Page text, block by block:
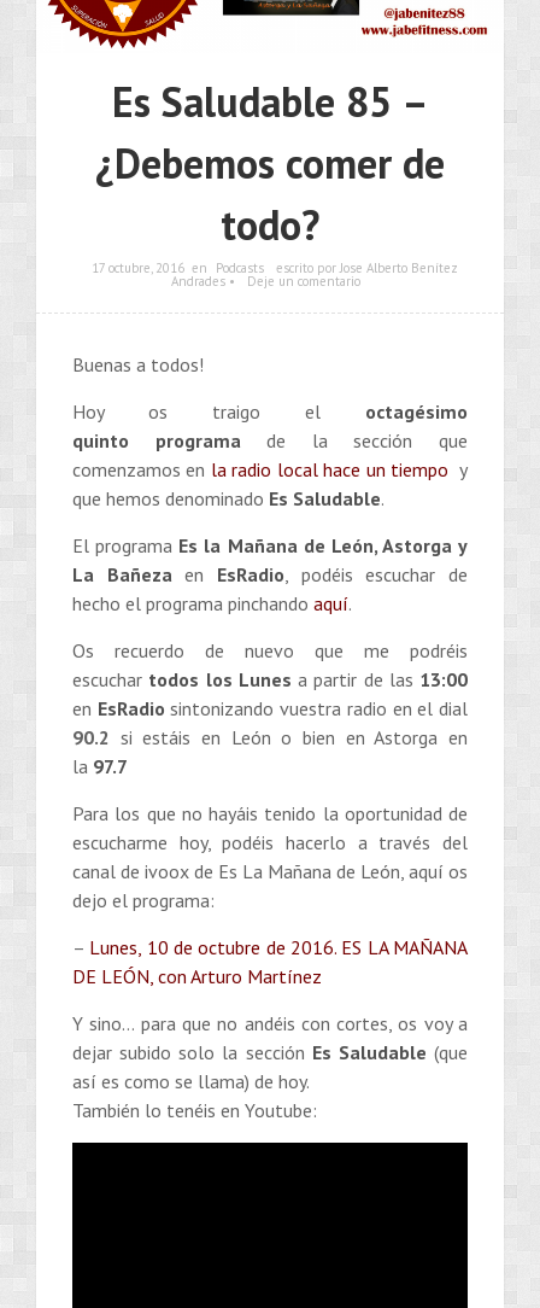
Es Saludable 85 –
¿Debemos comer de
todo?
17 octubre, 2016 en Podcasts escrito por Jose Alberto Benítez
Andrades • Deje un comentario
Buenas a todos!
Hoy os traigo el octagésimo
quinto programade la sección que
comenzamos en la radio local hace un tiempo y
que hemos denominado Es Saludable.
El programa Es la Mañana de León, Astorga y
La Bañeza en EsRadio , podéis escuchar de
hecho el programa pinchando aquí.
Os recuerdo de nuevo que me podréis
escuchar todos los Lunes a partir de las 13:00
en EsRadio sintonizando vuestra radio en el dial
90.2 si estáis en León o bien en Astorga en
la 97.7
Para los que no hayáis tenido la oportunidad de
escucharme hoy, podéis hacerlo a través del
canal de ivoox de Es La Mañana de León, aquí os
dejo el programa:
– Lunes, 10 de octubre de 2016. ES LA MAÑANA
DE LEÓN, con Arturo Martínez
Y sino… para que no andéis con cortes, os voy a
dejar subido solo la sección Es Saludable (que
así es como se llama) de hoy.
También lo tenéis en Youtube: